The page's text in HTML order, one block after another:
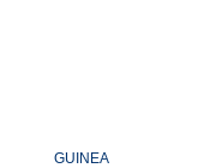
GUINEA